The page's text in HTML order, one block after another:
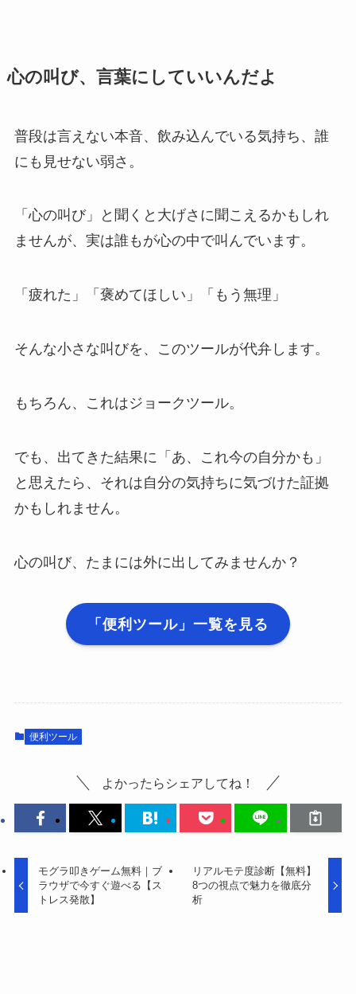
心の叫び、言葉にしていいんだよ
普段は言えない本音、飲み込んでいる気持ち、誰
にも見せない弱さ。
「心の叫び」と聞くと大げさに聞こえるかもしれ
ませんが、実は誰もが心の中で叫んでいます。
「疲れた」「褒めてほしい」「もう無理」
そんな小さな叫びを、このツールが代弁します。
もちろん、これはジョークツール。
でも、出てきた結果に「あ、これ今の自分かも」
と思えたら、それは自分の気持ちに気づけた証拠
かもしれません。
心の叫び、たまには外に出してみませんか？
「便利ツール」一覧を見る
便利ツール
よかったらシェアしてね！
モグラ叩きゲーム無料｜ブ
ラウザで今すぐ遊べる【ス
トレス発散】
リアルモテ度診断【無料】
8つの視点で魅力を徹底分
析